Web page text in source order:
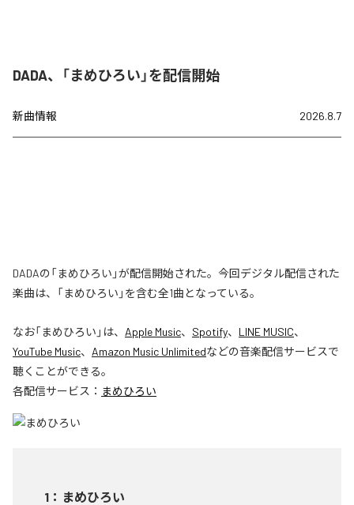
DADA、「まめひろい」を配信開始
新曲情報 2026.8.7
DADAの「まめひろい」が配信開始された。今回デジタル配信された
楽曲は、「まめひろい」を含む全1曲となっている。
なお「まめひろい 」は、 Apple Music、 Spotify、 LINE MUSIC、
YouTube Music、 Amazon Music Unlimitedなどの音楽配信サービスで
聴くことができる。
各配信サービス： まめひろい
1 ： まめひろい